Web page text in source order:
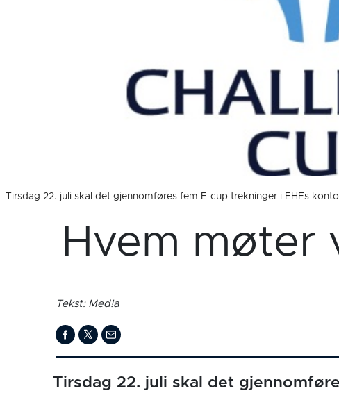
Tirsdag 22. juli skal det gjennomføres fem E-cup trekninger i EHFs
Hvem møter
Tekst: Med!a
Tirsdag 22. juli skal det